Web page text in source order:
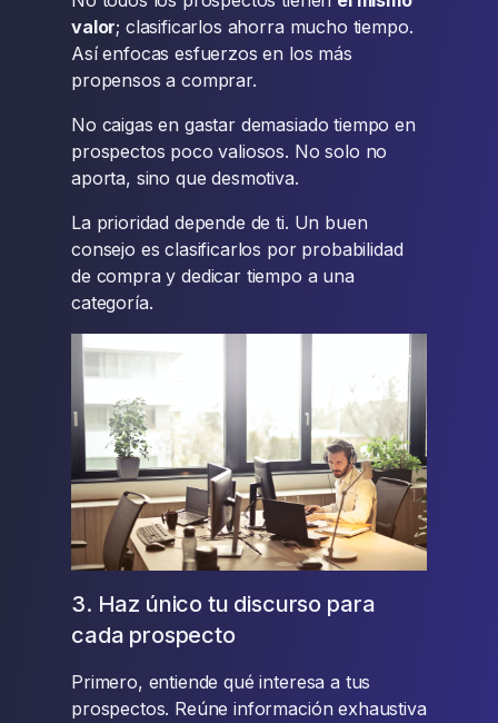
valor; clasificarlos ahorra mucho tiempo.
Así enfocas esfuerzos en los más
propensos a comprar.
No caigas en gastar demasiado tiempo en
prospectos poco valiosos. No solo no
aporta, sino que desmotiva.
La prioridad depende de ti. Un buen
consejo es clasificarlos por probabilidad
de compra y dedicar tiempo a una
categoría.
3. Haz único tu discurso para
cada prospecto
Primero, entiende qué interesa a tus
prospectos. Reúne información exhaustiva